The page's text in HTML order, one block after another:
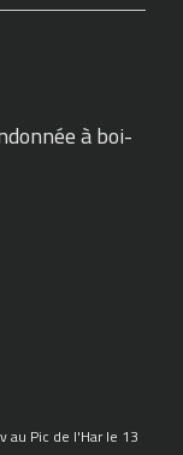
à boi-